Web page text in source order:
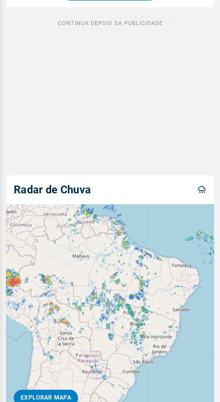
Radar de Chuva
EXPLORAR MAPA